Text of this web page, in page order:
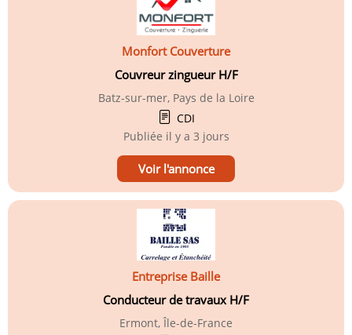
Monfort Couverture
Couvreur zingueur H/F
Batz-sur-mer, Pays de la Loire
CDI
Publiée il y a 3 jours
Voir l'annonce
Entreprise Baille
Conducteur de travaux H/F
Ermont, Île-de-France